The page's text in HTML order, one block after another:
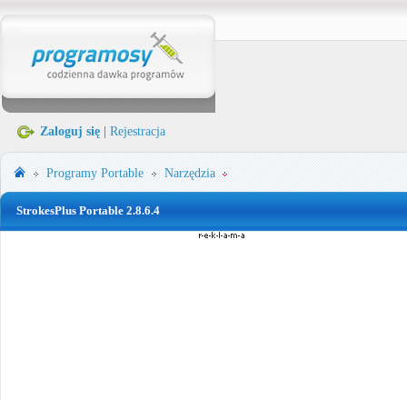
Zaloguj się Rejestracja
Programy Portable Narzędzia
StrokesPlus Portable 2.8.6.4